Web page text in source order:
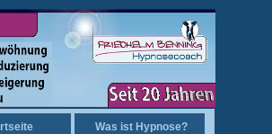
Was ist Hypnose?